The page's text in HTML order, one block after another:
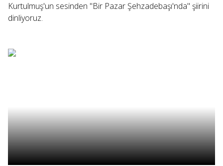
Kurtulmuş'un sesinden "Bir Pazar Şehzadebaşı'nda" şiirini
dinliyoruz.